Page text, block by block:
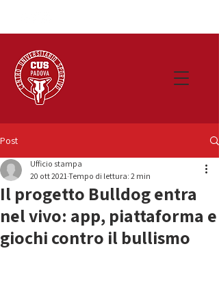
Post
Il progetto Bulldog entra
nel vivo: app, piattaforma e
giochi contro il bullismo
Ufficio stampa
20 ott 2021Tempo di lettura: 2 min